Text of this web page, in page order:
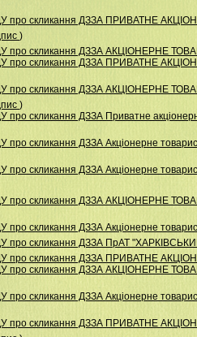
про скликання ДЗЗА ПРИВАТНЕ
)
про скликання ДЗЗА АКЦІОНЕРНЕ
про скликання ДЗЗА ПРИВАТНЕ
про скликання ДЗЗА
)
про скликання ДЗЗА Приватне
про скликання ДЗЗА Акцiонерне
скликання ДЗЗА Акціонерне
про скликання ДЗЗА АКЦІОНЕРНЕ
про скликання ДЗЗА Акціонерне
про скликання ДЗЗА ПрАТ
про скликання ДЗЗА ПРИВАТНЕ
про скликання ДЗЗА АКЦІОНЕРНЕ
скликання ДЗЗА Акціонерне
про скликання ДЗЗА ПРИВАТНЕ